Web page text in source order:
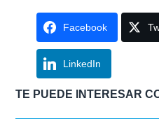
Facebook
LinkedIn
TE PUEDE INTERESAR